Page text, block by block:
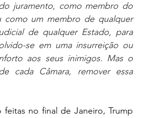
juramento, como membro do
como um membro de qualquer
de qualquer Estado, para
se em uma insurreição ou
aos seus inimigos. Mas o
cada Câmara, remover essa
no final de Janeiro, Trump